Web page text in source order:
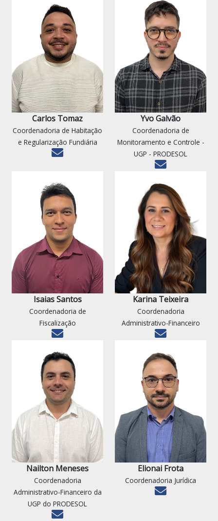
Carlos Tomaz
Coordenadoria de Habitação
e Regularização Fundiária
Yvo Galvão
Coordenadoria de
Monitoramento e Controle -
UGP - PRODESOL
Isaias Santos
Coordenadoria de
Fiscalização
Karina Teixeira
Coordenadoria
Administrativo-Financeiro
Nailton Meneses
Coordenadoria
Administrativo-Financeiro da
UGP do PRODESOL
Elionai Frota
Coordenadoria Jurídica